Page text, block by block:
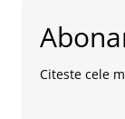
Citeste cele